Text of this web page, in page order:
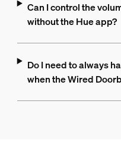
Can I control the
without the Hue app?
Do I need to always
when the Wired